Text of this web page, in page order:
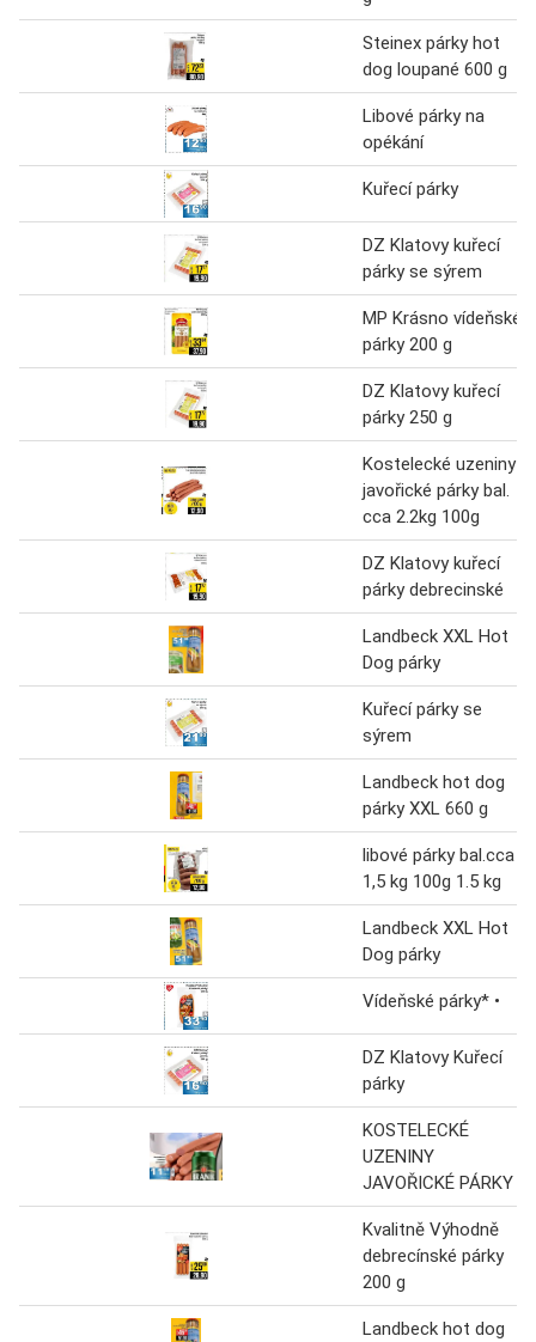
Steinex párky hot
dog loupané 600 g
Libové párky na
opékání
Kuřecí párky
DZ Klatovy kuřecí
párky se sýrem
MP Krásno vídeňské
párky 200 g
DZ Klatovy kuřecí
párky 250 g
Kostelecké uzeniny
javořické párky bal.
cca 2.2kg 100g
DZ Klatovy kuřecí
párky debrecinské
Landbeck XXL Hot
Dog párky
Kuřecí párky se
sýrem
Landbeck hot dog
párky XXL 660 g
libové párky bal.cca
1,5 kg 100g 1.5 kg
Landbeck XXL Hot
Dog párky
Vídeňské párky* •
DZ Klatovy Kuřecí
párky
KOSTELECKÉ
UZENINY
JAVOŘICKÉ PÁRKY
Kvalitně Výhodně
debrecínské párky
200 g
Landbeck hot dog